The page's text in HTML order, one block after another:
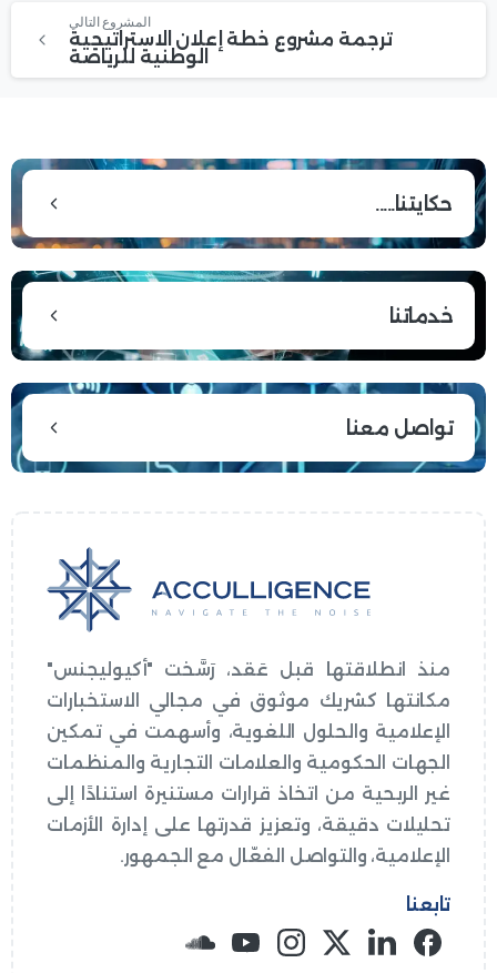
المشروع التالي
ترجمة مشروع خطة إعلان الاستراتيجية
الوطنية للرياضة
حكايتنا.....
خدماتنا
تواصل معنا
منذ انطلاقتها قبل عَقد، رَسَّخت "أكيوليجنس"
مكانتها كشريك موثوق في مجالي الاستخبارات
الإعلامية والحلول اللغوية، وأسهمت في تمكين
الجهات الحكومية والعلامات التجارية والمنظمات
غير الربحية من اتخاذ قرارات مستنيرة استنادًا إلى
تحليلات دقيقة، وتعزيز قدرتها على إدارة الأزمات
الإعلامية، والتواصل الفعّال مع الجمهور.
تابعنا